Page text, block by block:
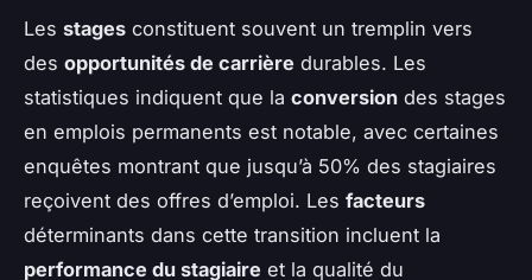
Les stages constituent souvent un tremplin vers
des opportunités de carrière durables. Les
statistiques indiquent que la conversion des stages
en emplois permanents est notable, avec certaines
enquêtes montrant que jusqu’à 50% des stagiaires
reçoivent des offres d’emploi. Les facteurs
déterminants dans cette transition incluent la
performance du stagiaire et la qualité du